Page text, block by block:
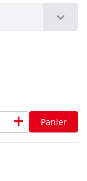
add Panier